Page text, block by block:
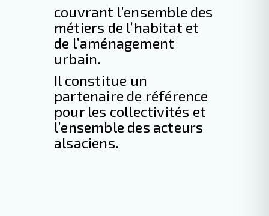
couvrant l’ensemble des
métiers de l’habitat et
de l’aménagement
urbain.
Il constitue un
partenaire de référence
pour les collectivités et
l’ensemble des acteurs
alsaciens.